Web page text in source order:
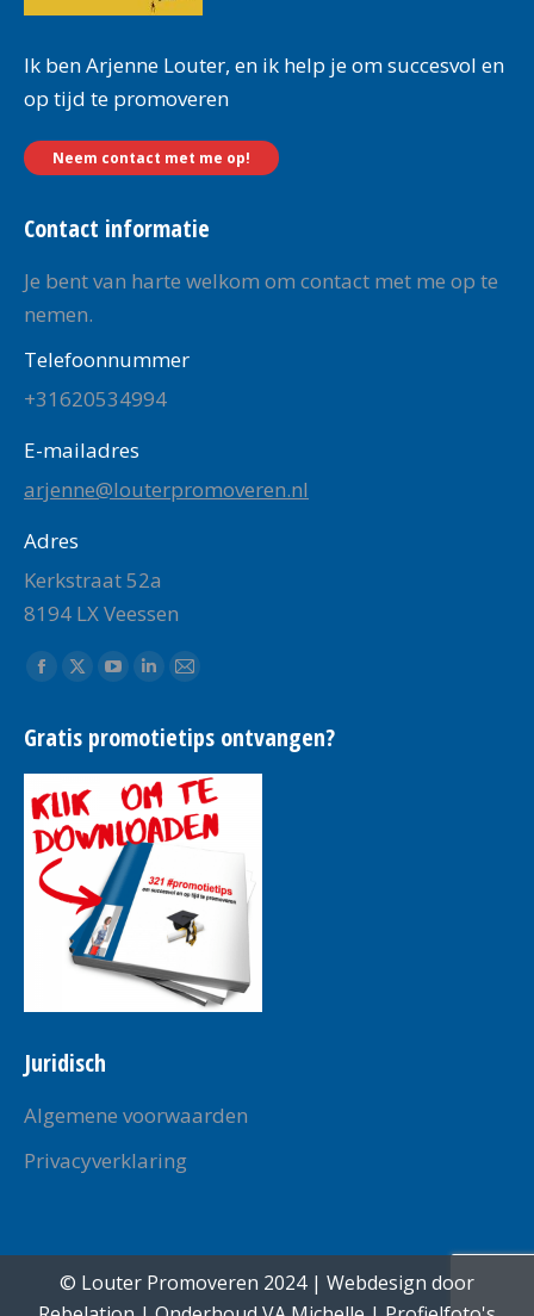
Ik ben Arjenne Louter, en ik help je om succesvol en
op tijd te promoveren
Neem contact met me op!
Contact informatie
Je bent van harte welkom om contact met me op te
nemen.
Telefoonnummer
+31620534994
E-mailadres
arjenne@louterpromoveren.nl
Adres
Kerkstraat 52a
8194 LX Veessen
Vind ons op:
Facebook
opens
in
new
window
X
opens
in
new
window
YouTube
opens
in
new
window
Linkedin
opens
in
new
window
Mail
opens
in
new
window
Gratis promotietips ontvangen?
Juridisch
Algemene voorwaarden
Privacyverklaring
© Louter Promoveren 2024 | Webdesign door